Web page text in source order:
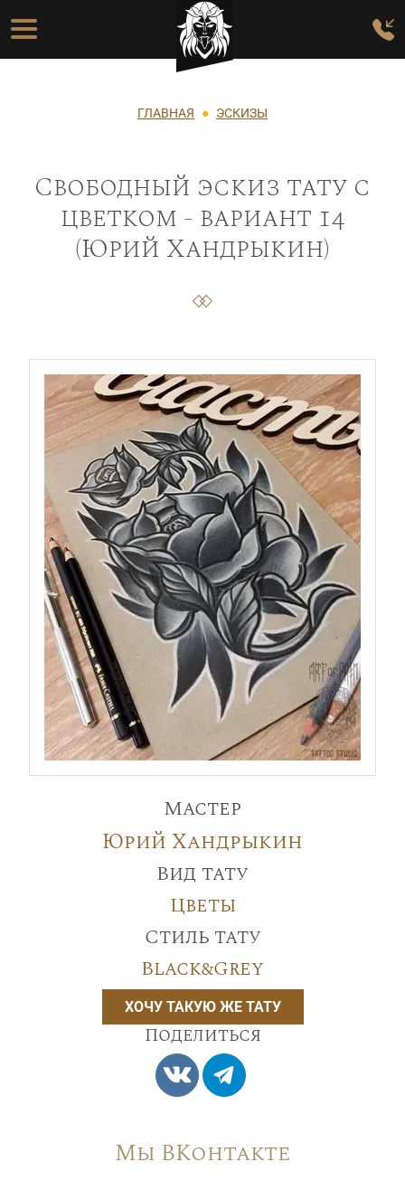
Перейти к основному содержанию
Основная навигация
Строка навигации
ГЛАВНАЯ ЭСКИЗЫ
Свободный эскиз тату с
цветком - вариант 14
(Юрий Хандрыкин)
Мастер
Юрий Хандрыкин
Вид тату
Цветы
Стиль тату
Black&Grey
ХОЧУ ТАКУЮ ЖЕ ТАТУ
Поделиться
Мы ВКонтакте